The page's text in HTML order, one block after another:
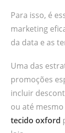
Para isso, é
marketing
da data e as
Uma das
promoções
incluir
ou até
tecido oxford